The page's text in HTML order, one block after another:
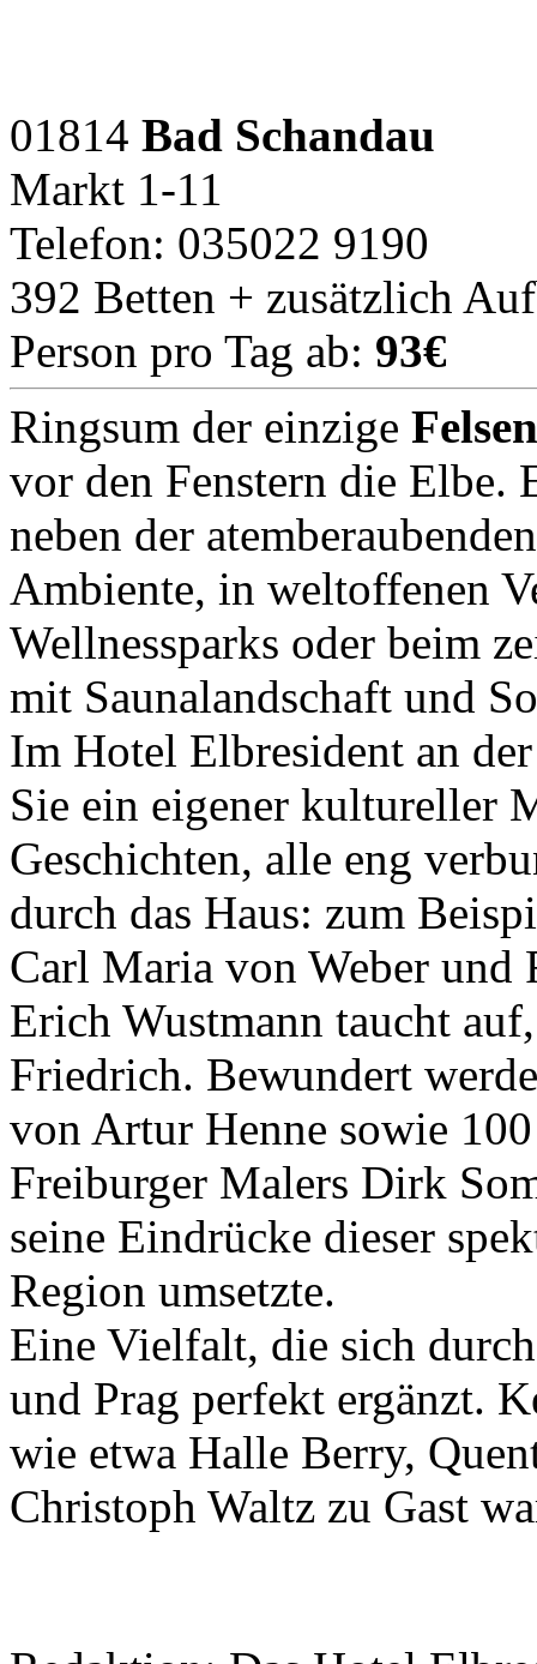
01814 Bad Schandau
Markt 1-11
Telefon: 035022 9190
392 Betten + zusätzlich
Person pro Tag ab: 93€
Ringsum der einzige Felsen
vor den Fenstern die Elbe.
neben der
Ambiente, in weltoffenen
Wellnessparks oder beim
mit Saunalandschaft und
Im Hotel Elbresident an
Sie ein eigener kultureller
Geschichten, alle eng
durch das Haus: zum
Carl Maria von Weber und
Erich Wustmann taucht
Friedrich. Bewundert
von Artur Henne sowie
Freiburger Malers Dirk
seine Eindrücke dieser
Region umsetzte.
Eine Vielfalt, die sich
und Prag perfekt ergänzt.
wie etwa Halle Berry,
Christoph Waltz zu Gast